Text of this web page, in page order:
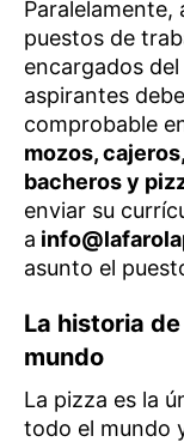
Paralelamente,
puestos de
encargados
aspirantes
comprobable
mozos,
bacheros y
enviar su
a
asunto el
La historia
mundo
La pizza es la
todo el mundo